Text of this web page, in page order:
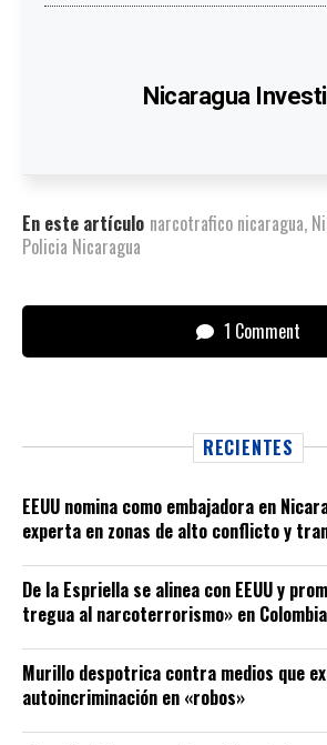
Nicaragua
En este artículo narcotrafico nicaragua,
Policia Nicaragua
1 Comment
RECIENTES
EEUU nomina como embajadora en
experta en zonas de alto conflicto y
De la Espriella se alinea con EEUU y
tregua al narcoterrorismo» en Colombia
Murillo despotrica contra medios que
autoincriminación en «robos»